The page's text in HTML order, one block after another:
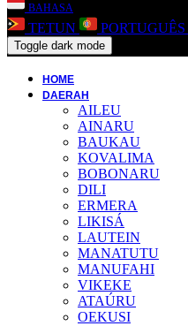
BAHASA
TETUN PORTUGUÊS
Toggle dark mode
HOME
DAERAH
AILEU
AINARU
BAUKAU
KOVALIMA
BOBONARU
DILI
ERMERA
LIKISÁ
LAUTEIN
MANATUTU
MANUFAHI
VIKEKE
ATAÚRU
OEKUSI